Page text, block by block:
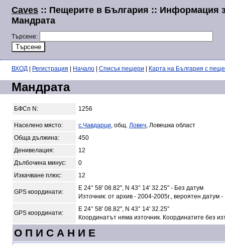
Caves :: Пещерите в България :: Информация
Мандрата
Търсене:
ВХОД Регистрация Начало Списък пещери Карта на България с
Мандрата
БФСп N: 1256
Населено място: с.Чавдарци, общ. Ловеч, Ловешка област
Обща дължина:
450
Денивелация:
12
Дълбочина минус:
0
Изкачване плюс:
12
GPS координати:
E 24° 58' 08.82", N 43° 14' 32.25" - Без датум
Източник: от архив - 2004-2005г., вероятен датум -
GPS координати:
E 24° 58' 08.82'', N 43° 14' 32.25''
Координатът няма източник. Координатите без
О П И С А Н И Е